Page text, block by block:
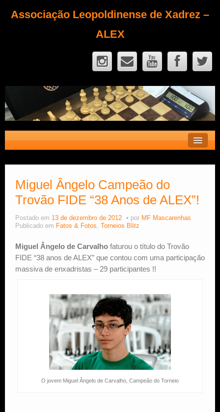
Associação Leopoldinense de Xadrez –
ALEX
Fique Sócio
Quem Somos?
Calendário
Miguel Ângelo Campeão do
Trovão FIDE “38 Anos de ALEX”!
Postado em 13 de dezembro de 2012 por MF Mascarenhas
Publicado em Fatos & Fotos, Torneios Blitz
Miguel Ângelo de Carvalho faturou o título do Trovão
FIDE “38 anos de ALEX” que contou com uma participação
massiva de enxadristas – 29 participantes !!
O jovem Miguel Ângelo de Carvalho, Campeão do Torneio